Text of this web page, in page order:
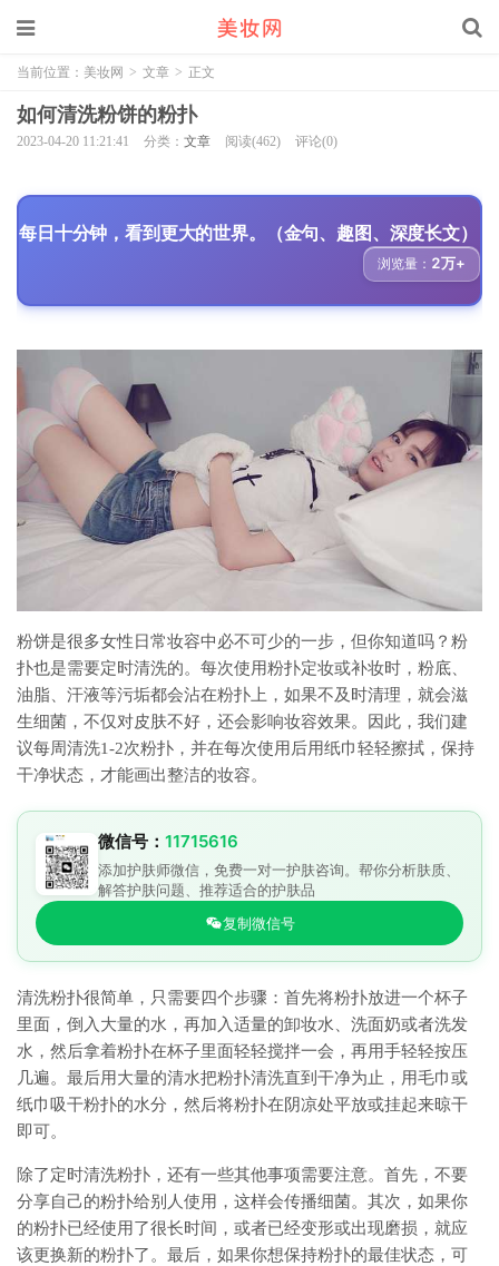
当前位置： 美妆网 > 文章 > 正文
如何清洗粉饼的粉扑
2023-04-20 11:21:41 分类： 文章 阅读(462) 评论(0)
每日十分钟，看到更大的世界。（金句、趣图、深度长文）
浏览量： 2万+
粉饼是很多女性日常妆容中必不可少的一步，但你知道吗？粉
扑也是需要定时清洗的。每次使用粉扑定妆或补妆时，粉底、
油脂、汗液等污垢都会沾在粉扑上，如果不及时清理，就会滋
生细菌，不仅对皮肤不好，还会影响妆容效果。因此，我们建
议每周清洗1-2次粉扑，并在每次使用后用纸巾轻轻擦拭，保持
干净状态，才能画出整洁的妆容。
微信号： 11715616
添加护肤师微信，免费一对一护肤咨询。帮你分析肤质、
解答护肤问题、推荐适合的护肤品
复制微信号
清洗粉扑很简单，只需要四个步骤：首先将粉扑放进一个杯子
里面，倒入大量的水，再加入适量的卸妆水、洗面奶或者洗发
水，然后拿着粉扑在杯子里面轻轻搅拌一会，再用手轻轻按压
几遍。最后用大量的清水把粉扑清洗直到干净为止，用毛巾或
纸巾吸干粉扑的水分，然后将粉扑在阴凉处平放或挂起来晾干
即可。
除了定时清洗粉扑，还有一些其他事项需要注意。首先，不要
分享自己的粉扑给别人使用，这样会传播细菌。其次，如果你
的粉扑已经使用了很长时间，或者已经变形或出现磨损，就应
该更换新的粉扑了。最后，如果你想保持粉扑的最佳状态，可